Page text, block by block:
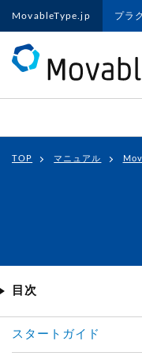
MovableType.jp プラ
TOP マニュアル
目次
スタートガイド